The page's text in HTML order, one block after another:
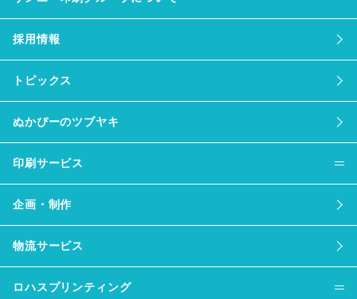
採用情報
トピックス
ぬかぴーのツブヤキ
印刷サービス
企画・制作
物流サービス
ロハスプリンティング